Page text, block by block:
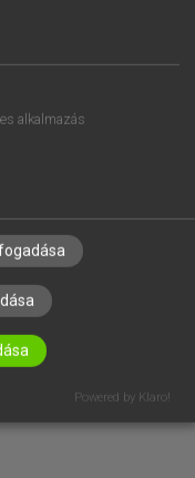
alkalmazás
Powered by Klaro!